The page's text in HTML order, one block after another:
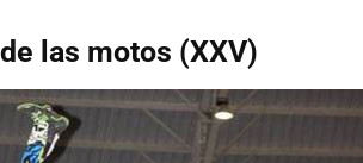
las motos (XXV)